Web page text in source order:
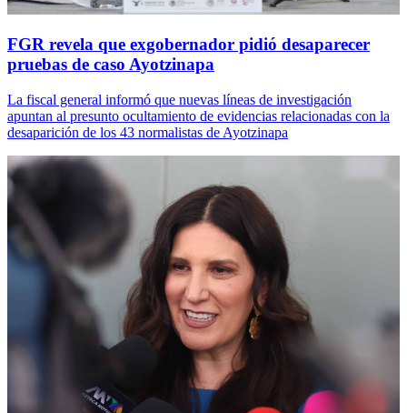
FGR revela que exgobernador pidió desaparecer
pruebas de caso Ayotzinapa
La fiscal general informó que nuevas líneas de investigación
apuntan al presunto ocultamiento de evidencias relacionadas con la
desaparición de los 43 normalistas de Ayotzinapa